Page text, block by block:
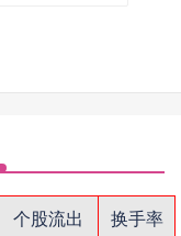
个股流出
换手率